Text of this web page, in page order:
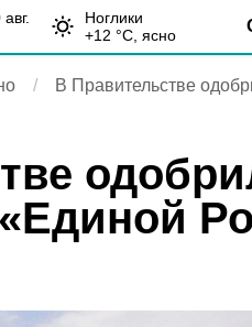
авг.
Ноглики
+12 °С, ясно
В Правительстве